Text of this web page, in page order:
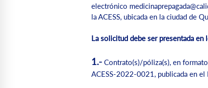
electrónico
la ACESS, ubicada en la ciudad de
La solicitud debe ser presentada
1.- Contrato(s)/póliza(s), en
ACESS-2022-0021, publicada en